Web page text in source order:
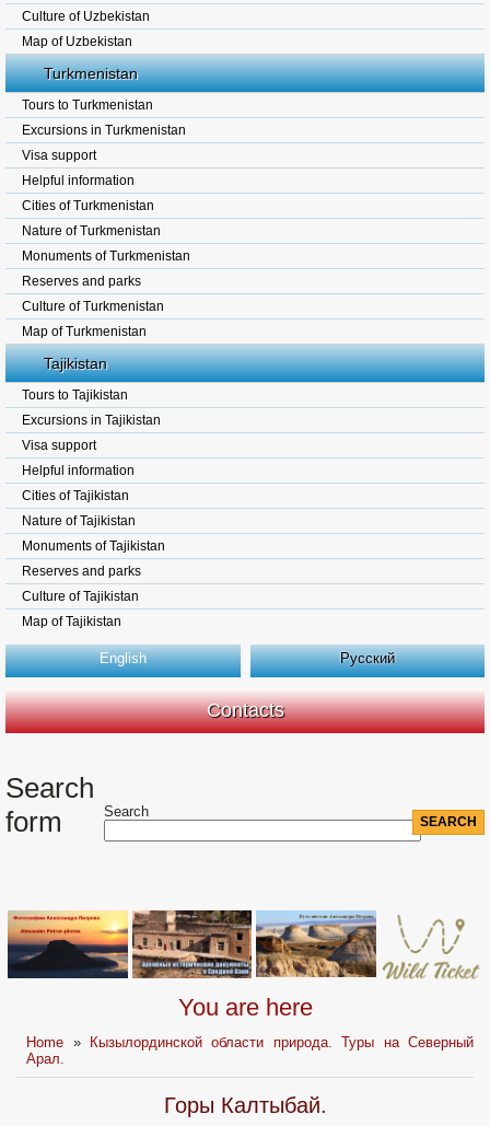
Culture of Uzbekistan
Map of Uzbekistan
Turkmenistan
Tours to Turkmenistan
Excursions in Turkmenistan
Visa support
Helpful information
Cities of Turkmenistan
Nature of Turkmenistan
Monuments of Turkmenistan
Reserves and parks
Culture of Turkmenistan
Map of Turkmenistan
Tajikistan
Tours to Tajikistan
Excursions in Tajikistan
Visa support
Helpful information
Cities of Tajikistan
Nature of Tajikistan
Monuments of Tajikistan
Reserves and parks
Culture of Tajikistan
Map of Tajikistan
English Русский
Contacts
Search
form
Search
You are here
Home »
Кызылординской области природа. Туры на Северный
Арал.
Горы Калтыбай.